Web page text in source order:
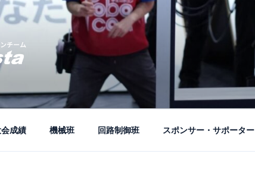
成績 機械班 回路制御班 スポンサー・サポーター